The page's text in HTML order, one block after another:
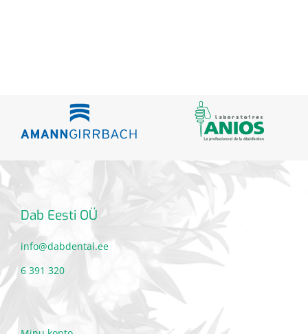
Dab Eesti OÜ
info@dabdental.ee
6 391 320